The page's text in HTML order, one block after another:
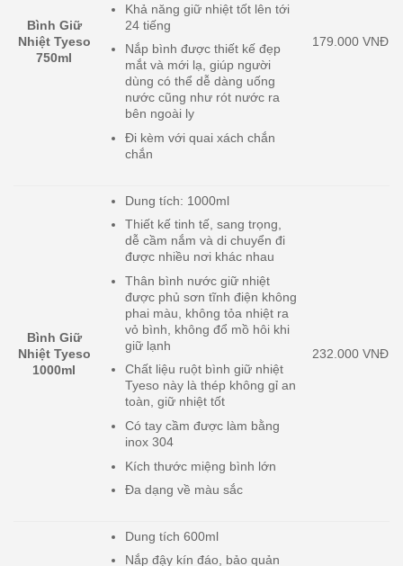
Bình Giữ
Nhiệt Tyeso
750ml
Khả năng giữ nhiệt tốt lên tới
24 tiếng
Nắp bình được thiết kế đẹp
mắt và mới lạ, giúp người
dùng có thể dễ dàng uống
nước cũng như rót nước ra
bên ngoài ly
Đi kèm với quai xách chắn
chắn
179.000 VNĐ
Bình Giữ
Nhiệt Tyeso
1000ml
Dung tích: 1000ml
Thiết kế tinh tế, sang trọng,
dễ cầm nắm và di chuyển đi
được nhiều nơi khác nhau
Thân bình nước giữ nhiệt
được phủ sơn tĩnh điện không
phai màu, không tỏa nhiệt ra
vỏ bình, không đổ mồ hôi khi
giữ lạnh
Chất liệu ruột bình giữ nhiệt
Tyeso này là thép không gỉ an
toàn, giữ nhiệt tốt
Có tay cầm được làm bằng
inox 304
Kích thước miệng bình lớn
Đa dạng về màu sắc
232.000 VNĐ
Dung tích 600ml
Nắp đậy kín đáo, bảo quản